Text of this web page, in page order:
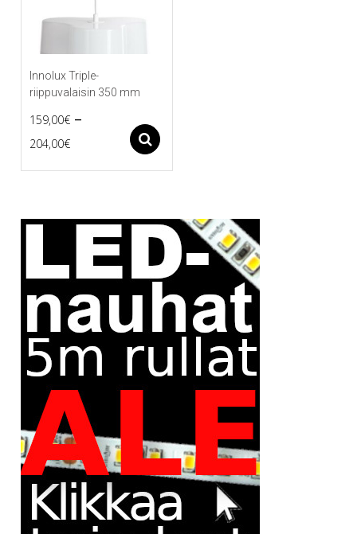
Innolux Triple-
riippuvalaisin 350 mm
159,00€ –
204,00€Price
range:
204,00€
tuotteella
muunnelma.
valinnat
tuotteen
sivulla.